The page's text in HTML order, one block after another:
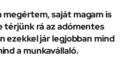
megértem, saját magam is
térjünk rá az adómentes
ezekkel jár legjobban mind
a munkavállaló.